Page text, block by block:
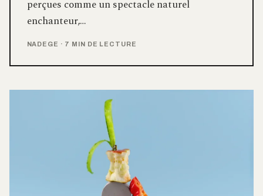
perçues comme un spectacle naturel
enchanteur,…
NADEGE · 7 MIN DE LECTURE